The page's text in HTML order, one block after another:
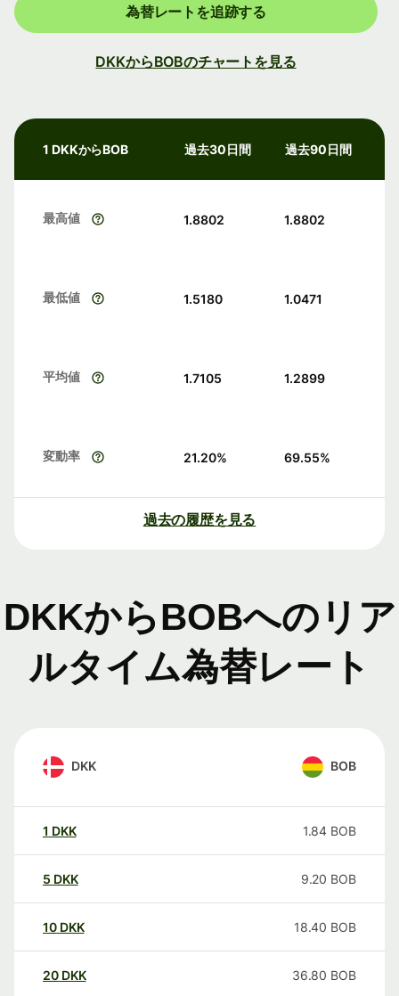
為替レートを追跡する
DKKからBOBのチャートを見る
1 DKKからBOB 過去30日間 過去90日間
最高値 1.8802 1.8802
最低値 1.5180 1.0471
平均値 1.7105 1.2899
変動率 21.20% 69.55%
過去の履歴を見る
DKKからBOBへのリア
ルタイム為替レート
DKK BOB
1 DKK 1.84 BOB
5 DKK 9.20 BOB
10 DKK 18.40 BOB
20 DKK 36.80 BOB